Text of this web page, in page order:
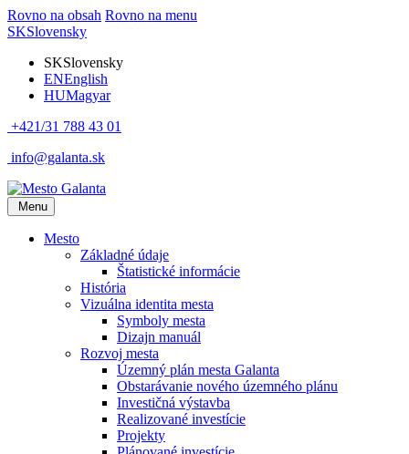
Rovno na obsah Rovno na menu
SKSlovensky
SKSlovensky
ENEnglish
HUMagyar
+421/31 788 43 01
info@galanta.sk
Menu
Mesto
Základné údaje
Štatistické informácie
História
Vizuálna identita mesta
Symboly mesta
Dizajn manuál
Rozvoj mesta
Územný plán mesta Galanta
Obstarávanie nového územného plánu
Investičná výstavba
Realizované investície
Projekty